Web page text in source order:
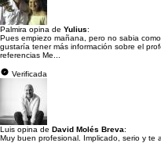
Palmira opina de Yulius:
Pues empiezo mañana, pero no sabia
gustaría tener más información sobre el
referencias Me...
Verificada
Luis opina de David Molés Breva:
Muy buen profesional. Implicado, serio y te